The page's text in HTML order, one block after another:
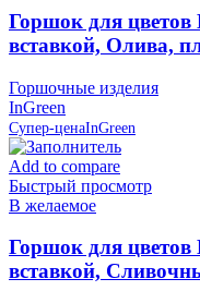
Горшок для
вставкой, Олива,
Горшочные изделия
InGreen
Супер-ценаInGreen
Add to compare
Быстрый просмотр
В желаемое
Горшок для
вставкой,